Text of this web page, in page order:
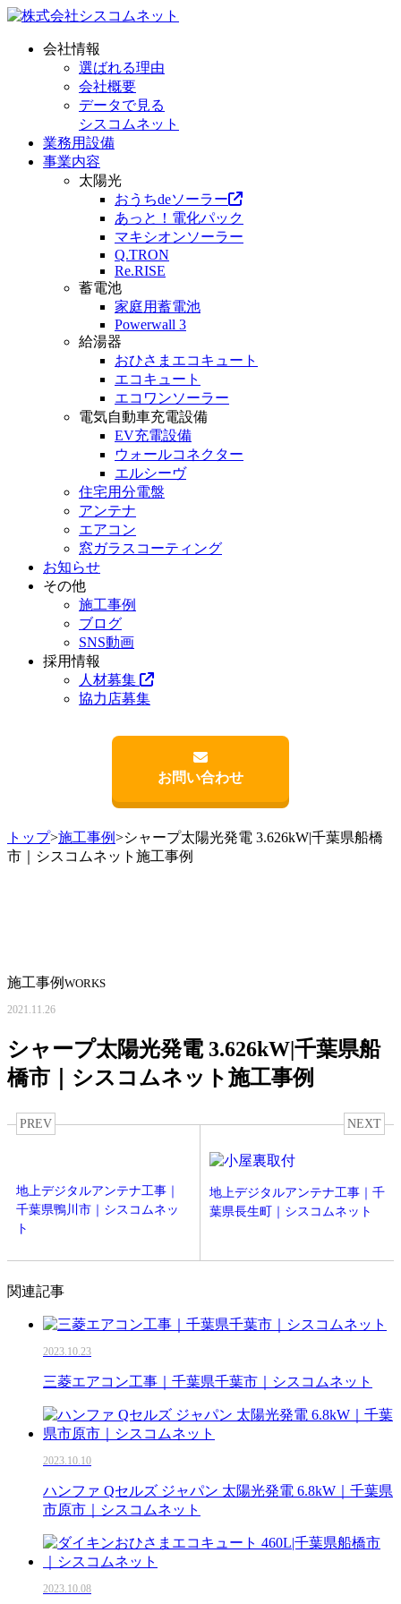
会社情報
選ばれる理由
会社概要
データで見る
シスコムネット
業務用設備
事業内容
太陽光
おうちdeソーラー
あっと！電化パック
マキシオンソーラー
Q.TRON
Re.RISE
蓄電池
家庭用蓄電池
Powerwall 3
給湯器
おひさまエコキュート
エコキュート
エコワンソーラー
電気自動車充電設備
EV充電設備
ウォールコネクター
エルシーヴ
住宅用分電盤
アンテナ
エアコン
窓ガラスコーティング
お知らせ
その他
施工事例
ブログ
SNS動画
採用情報
人材募集
協力店募集
お問い合わせ
トップ>施工事例>シャープ太陽光発電 3.626kW|千葉県船橋
市｜シスコムネット施工事例
施工事例 WORKS
2021.11.26
シャープ太陽光発電 3.626kW|千葉県船
橋市｜シスコムネット施工事例
PREV
地上デジタルアンテナ工事｜
千葉県鴨川市｜シスコムネッ
ト
NEXT
地上デジタルアンテナ工事｜千
葉県長生町｜シスコムネット
関連記事
2023.10.23
三菱エアコン工事｜千葉県千葉市｜シスコムネット
2023.10.10
ハンファ Qセルズ ジャパン 太陽光発電 6.8kW｜千葉県
市原市｜シスコムネット
2023.10.08